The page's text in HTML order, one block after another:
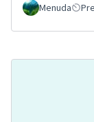
Menuda